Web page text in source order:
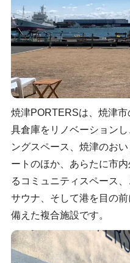
焼津PORTERSは、焼津
具倉庫をリノベーション
ングスペース、焼津のお
ートのほか、あらたに市
るコミュニティスペース
サウナ、そして港を目の
備えた複合施設です。